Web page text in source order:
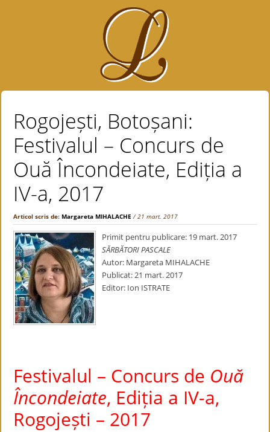
Rogojești, Botoșani:
Festivalul – Concurs de
Ouă Încondeiate, Ediția a
IV-a, 2017
Articol scris de:Margareta MIHALACHE / 21 mart. 2017
Primit pentru publicare: 19 mart. 2017
SĂRBĂTORI PASCALE
Autor: Margareta MIHALACHE
Publicat: 21 mart. 2017
Editor: Ion ISTRATE
Festivalul – Concurs de Ouă
Încondeiate, Ediția a IV-a,
Rogojești – 2017